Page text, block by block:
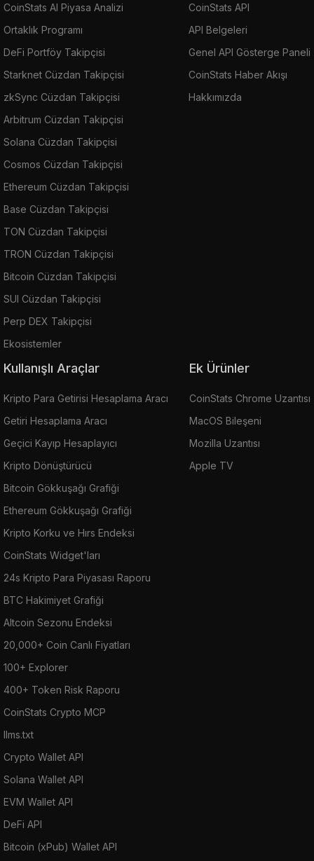
CoinStats AI Piyasa Analizi
Ortaklık Programı
DeFi Portföy Takipçisi
Starknet Cüzdan Takipçisi
zkSync Cüzdan Takipçisi
Arbitrum Cüzdan Takipçisi
Solana Cüzdan Takipçisi
Cosmos Cüzdan Takipçisi
Ethereum Cüzdan Takipçisi
Base Cüzdan Takipçisi
TON Cüzdan Takipçisi
TRON Cüzdan Takipçisi
Bitcoin Cüzdan Takipçisi
SUI Cüzdan Takipçisi
Perp DEX Takipçisi
Ekosistemler
CoinStats API
API Belgeleri
Genel API Gösterge Paneli
CoinStats Haber Akışı
Hakkımızda
Kullanışlı Araçlar
Kripto Para Getirisi Hesaplama Aracı
Getiri Hesaplama Aracı
Geçici Kayıp Hesaplayıcı
Kripto Dönüştürücü
Bitcoin Gökkuşağı Grafiği
Ethereum Gökkuşağı Grafiği
Kripto Korku ve Hırs Endeksi
CoinStats Widget'ları
24s Kripto Para Piyasası Raporu
BTC Hakimiyet Grafiği
Altcoin Sezonu Endeksi
20,000+ Coin Canlı Fiyatları
100+ Explorer
400+ Token Risk Raporu
CoinStats Crypto MCP
llms.txt
Crypto Wallet API
Solana Wallet API
EVM Wallet API
DeFi API
Bitcoin (xPub) Wallet API
Ek Ürünler
CoinStats Chrome Uzantısı
MacOS Bileşeni
Mozilla Uzantısı
Apple TV